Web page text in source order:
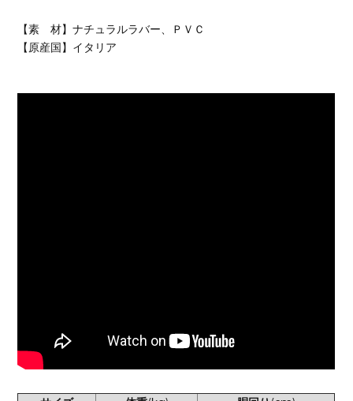
【素 材】ナチュラルラバー、ＰＶＣ
【原産国】イタリア